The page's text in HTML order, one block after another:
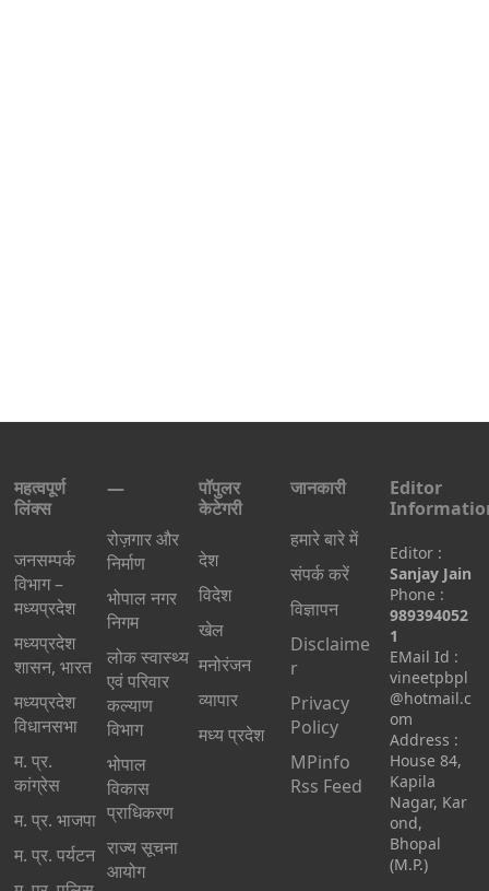
महत्वपूर्ण
लिंक्स
जनसम्पर्क
विभाग –
मध्यप्रदेश
मध्यप्रदेश
शासन, भारत
मध्‍यप्रदेश
विधानसभा
म. प्र.
कांग्रेस
म. प्र. भाजपा
म. प्र. पर्यटन
—
रोज़गार और
निर्माण
भोपाल नगर
निगम
लोक स्वास्थ्य
एवं परिवार
कल्याण
विभाग
भोपाल
विकास
प्राधिकरण
राज्य सूचना
आयोग
पॉपुलर
केटेगरी
देश
विदेश
खेल
मनोरंजन
व्यापार
मध्य प्रदेश
जानकारी
हमारे बारे में
संपर्क करें
विज्ञापन
Disclaime
r
Privacy
Policy
MPinfo
Rss Feed
Editor
Editor :
Sanjay Jain
Phone :
989394052
1
EMail Id :
vineetpbpl
@hotmail.c
om
Address :
House 84,
Kapila
Nagar, Kar
ond,
Bhopal
(M.P.)